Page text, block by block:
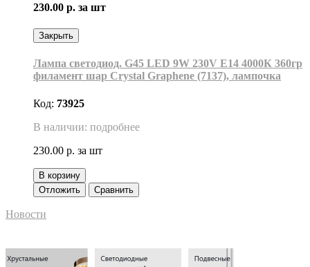
230.00 р. за шт
Закрыть
Лампа светодиод. G45 LED 9W 230V E14 4000К 360гр
филамент шар Crystal Graphene (7137), лампочка
Код: 73925
В наличии: подробнее
230.00 р. за шт
В корзину
Отложить
Сравнить
Новости